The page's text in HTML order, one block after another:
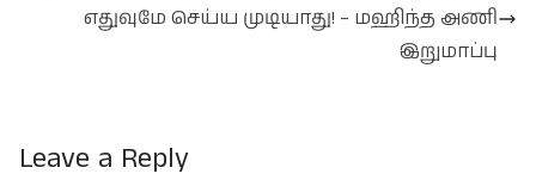
எதுவுமே செய்ய முடியாது! – மஹிந்த அணி
இறுமாப்பு
Leave a Reply